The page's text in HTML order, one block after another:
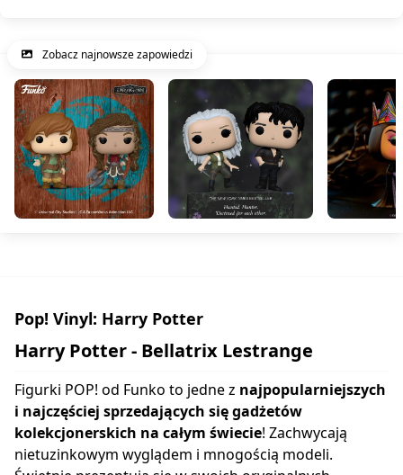
Zobacz najnowsze zapowiedzi
Pop! Vinyl: Harry Potter
Harry Potter - Bellatrix Lestrange
Figurki POP! od Funko to jedne z najpopularniejszych
i najczęściej sprzedających się gadżetów
kolekcjonerskich na całym świecie! Zachwycają
nietuzinkowym wyglądem i mnogością modeli.